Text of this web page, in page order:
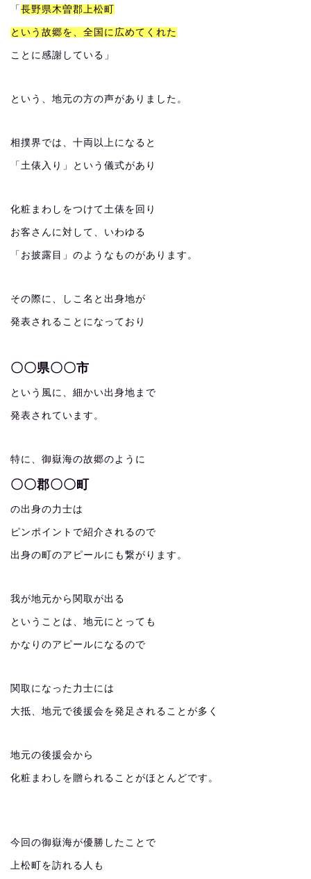
「 長野県木曽郡上松町
という故郷を、全国に広めてくれた
ことに感謝している」
という、地元の方の声がありました。
相撲界では、十両以上になると
「土俵入り」という儀式があり
化粧まわしをつけて土俵を回り
お客さんに対して、いわゆる
「お披露目」のようなものがあります。
その際に、しこ名と出身地が
発表されることになっており
〇〇県〇〇市
という風に、細かい出身地まで
発表されています。
特に、御嶽海の故郷のように
〇〇郡〇〇町
の出身の力士は
ピンポイントで紹介されるので
出身の町のアピールにも繋がります。
我が地元から関取が出る
ということは、地元にとっても
かなりのアピールになるので
関取になった力士には
大抵、地元で後援会を発足されることが多く
地元の後援会から
化粧まわしを贈られることがほとんどです。
今回の御嶽海が優勝したことで
上松町を訪れる人も